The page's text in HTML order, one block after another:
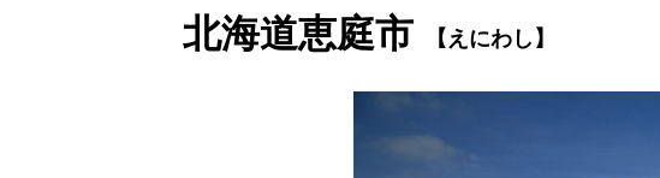
北海道恵庭市 【えにわし】